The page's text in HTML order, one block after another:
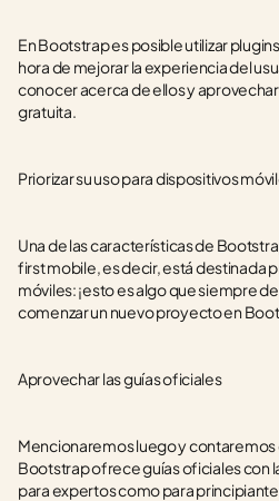
En Bootstrap es posible utilizar
hora de mejorar la experiencia del
conocer acerca de ellos y
gratuita.
Priorizar su uso para dispositivos
Una de las características de
first mobile, es decir, está destinada
móviles: ¡esto es algo que siempre
comenzar un nuevo proyecto en
Aprovechar las guías oficiales
Mencionaremos luego y contaremos
Bootstrap ofrece guías oficiales con
para expertos como para